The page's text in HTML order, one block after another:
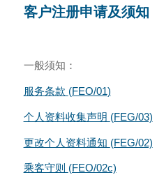
客户注册申请及须知
一般须知：
服务条款 (FEO/01)
个人资料收集声明 (FEG/03)
更改个人资料通知 (FEG/02)
乘客守则 (FEO/02c)